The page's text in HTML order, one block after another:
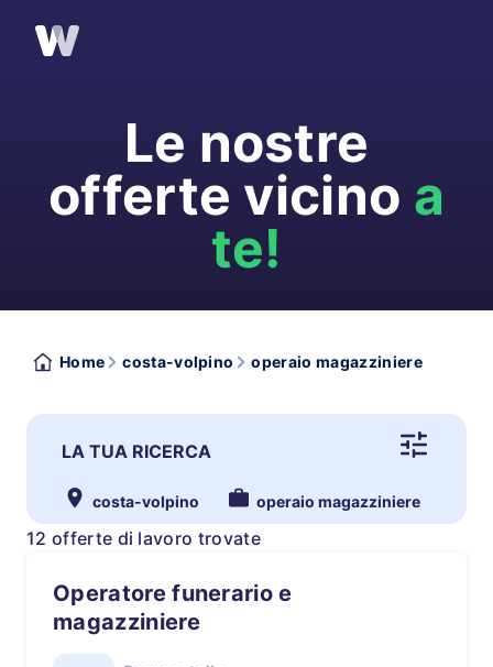
Le nostre
offerte vicino a
te!
Home costa-volpino operaio magazziniere
LA TUA RICERCA
costa-volpino operaio magazziniere
12 offerte di lavoro trovate
Operatore funerario e
magazziniere